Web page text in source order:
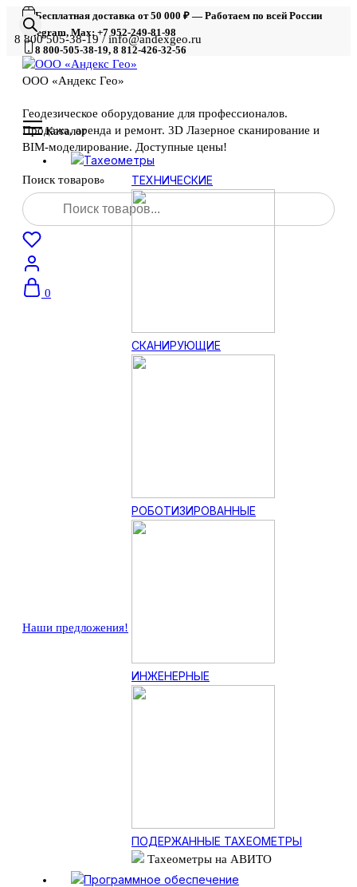
Бесплатная доставка от 50 000 ₽ — Работаем по всей России
Telegram, Max: +7 952-249-81-98
8 800-505-38-19, 8 812-426-32-56
8 800 505-38-19 / info@andexgeo.ru
ООО «Андекс Гео»
Геодезическое оборудование для профессионалов.
Продажа, аренда и ремонт. 3D Лазерное сканирование и
BIM-моделирование. Доступные цены!
Поиск товаров
0
Наши предложения!
Каталог
Тахеометры
ТЕХНИЧЕСКИЕ
СКАНИРУЮЩИЕ
РОБОТИЗИРОВАННЫЕ
ИНЖЕНЕРНЫЕ
ПОДЕРЖАННЫЕ ТАХЕОМЕТРЫ
Тахеометры на АВИТО
Программное обеспечение